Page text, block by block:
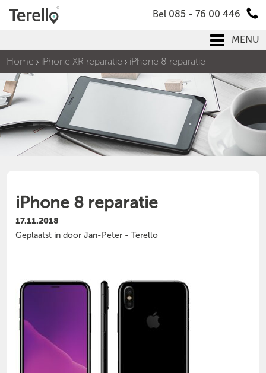
Bel 085 - 76 00 446
MENU
Home
iPhone XR reparatie iPhone 8 reparatie
iPhone 8 reparatie
17.11.2018
Geplaatst in door Jan-Peter - Terello